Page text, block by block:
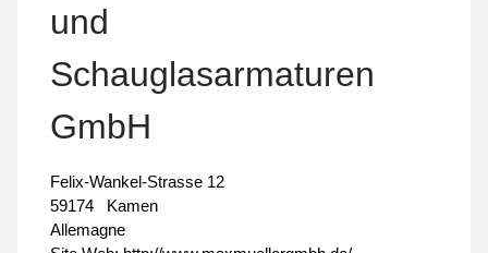
und
Schauglasarmaturen
GmbH
Felix-Wankel-Strasse 12
59174
Kamen
Allemagne